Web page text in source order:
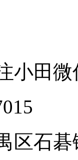
小田
区石